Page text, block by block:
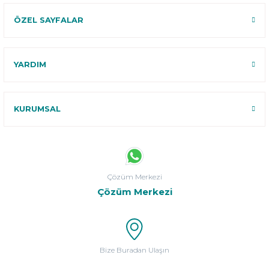
ÖZEL SAYFALAR
YARDIM
KURUMSAL
Çözüm Merkezi
Çözüm Merkezi
Bize Buradan Ulaşın